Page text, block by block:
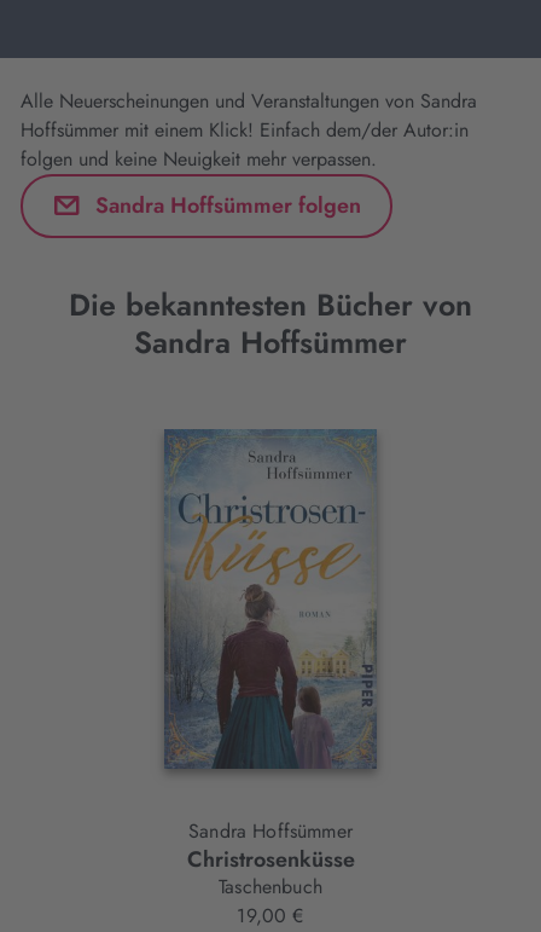
Alle Neuerscheinungen und Veranstaltungen von Sandra
Hoffsümmer mit einem Klick! Einfach dem/der Autor:in
folgen und keine Neuigkeit mehr verpassen.
Sandra Hoffsümmer folgen
Die bekanntesten Bücher von
Sandra Hoffsümmer
Interaktives
Sandra Hoffsümmer
Christrosenküsse
Taschenbuch
19,00 €